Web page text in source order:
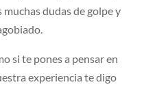
muchas dudas de golpe y
si te pones a pensar en
experiencia te digo